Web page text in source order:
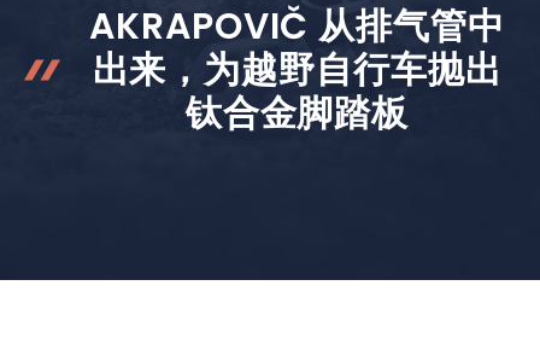
AKRAPOVIČ 从排气管中
出来，为越野自行车抛出
钛合金脚踏板